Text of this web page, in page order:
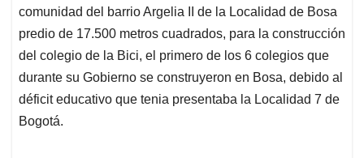
comunidad del barrio Argelia II de la Localidad de Bosa
predio de 17.500 metros cuadrados, para la construcción
del colegio de la Bici, el primero de los 6 colegios que
durante su Gobierno se construyeron en Bosa, debido al
déficit educativo que tenia presentaba la Localidad 7 de
Bogotá.